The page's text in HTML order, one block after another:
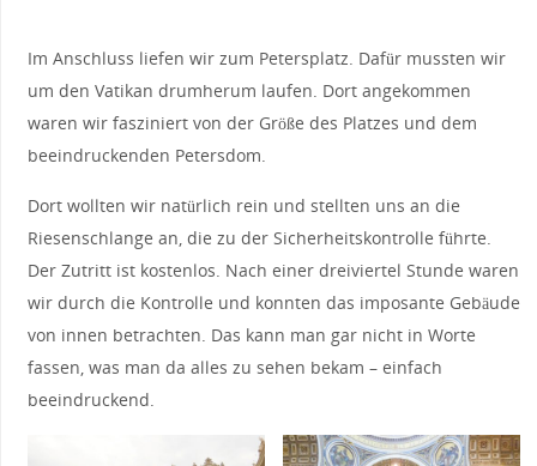
Im Anschluss liefen wir zum Petersplatz. Dafür mussten wir
um den Vatikan drumherum laufen. Dort angekommen
waren wir fasziniert von der Größe des Platzes und dem
beeindruckenden Petersdom.
Dort wollten wir natürlich rein und stellten uns an die
Riesenschlange an, die zu der Sicherheitskontrolle führte.
Der Zutritt ist kostenlos. Nach einer dreiviertel Stunde waren
wir durch die Kontrolle und konnten das imposante Gebäude
von innen betrachten. Das kann man gar nicht in Worte
fassen, was man da alles zu sehen bekam – einfach
beeindruckend.